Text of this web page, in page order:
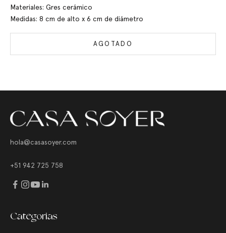
Materiales: Gres cerámico
Medidas: 8 cm de alto x 6 cm de diámetro
AGOTADO
hola@casasoyer.com
+51 942 725 758
Categorias